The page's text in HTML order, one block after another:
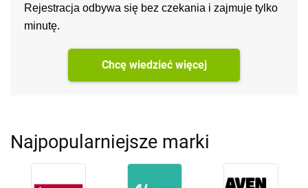
Rejestracja odbywa się bez czekania i zajmuje tylko
minutę.
Chcę wiedzieć więcej
Najpopularniejsze marki